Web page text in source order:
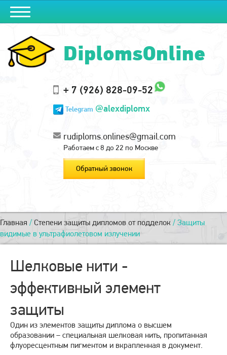
DiplomsOnline
+ 7 (926) 828-09-52
Telegram @alexdiplomx
rudiploms.onlines@gmail.com
Работаем с 8 до 22 по Москве
Обратный звонок
Главная / Степени защиты дипломов от подделок / Защиты
видимые в ультрафиолетовом излучении
Шелковые нити -
эффективный элемент
защиты
Один из элементов защиты диплома о высшем
образовании – специальная шелковая нить, пропитанная
флуоресцентным пигментом и вкрапленная в документ.